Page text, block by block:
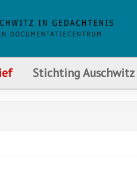
Stichting Auschwitz